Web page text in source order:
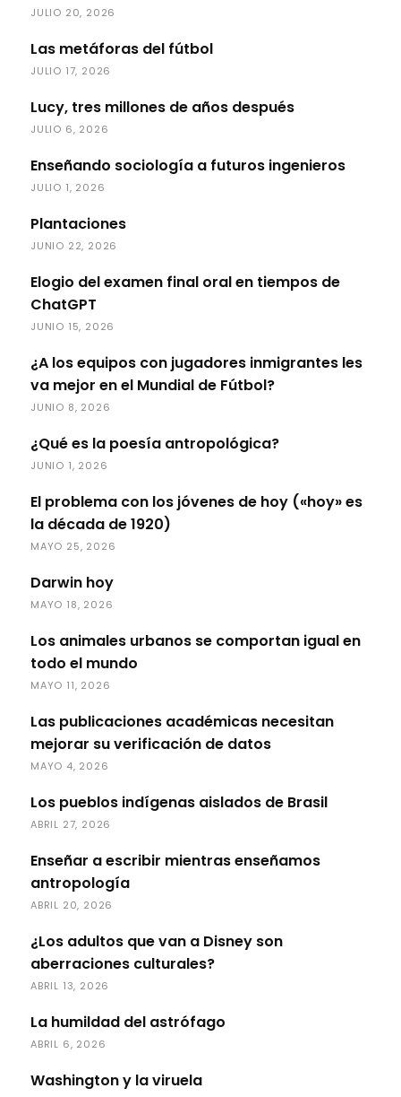
JULIO 20, 2026
Las metáforas del fútbol
JULIO 17, 2026
Lucy, tres millones de años después
JULIO 6, 2026
Enseñando sociología a futuros ingenieros
JULIO 1, 2026
Plantaciones
JUNIO 22, 2026
Elogio del examen final oral en tiempos de
ChatGPT
JUNIO 15, 2026
¿A los equipos con jugadores inmigrantes les
va mejor en el Mundial de Fútbol?
JUNIO 8, 2026
¿Qué es la poesía antropológica?
JUNIO 1, 2026
El problema con los jóvenes de hoy («hoy» es
la década de 1920)
MAYO 25, 2026
Darwin hoy
MAYO 18, 2026
Los animales urbanos se comportan igual en
todo el mundo
MAYO 11, 2026
Las publicaciones académicas necesitan
mejorar su verificación de datos
MAYO 4, 2026
Los pueblos indígenas aislados de Brasil
ABRIL 27, 2026
Enseñar a escribir mientras enseñamos
antropología
ABRIL 20, 2026
¿Los adultos que van a Disney son
aberraciones culturales?
ABRIL 13, 2026
La humildad del astrófago
ABRIL 6, 2026
Washington y la viruela